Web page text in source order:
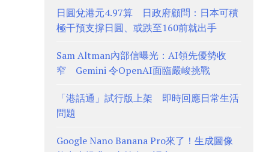
日圓兌港元4.97算 日政府顧問：日本可積
極干預支撐日圓、或跌至160前就出手
Sam Altman內部信曝光：AI領先優勢收
窄 Gemini 令OpenAI面臨嚴峻挑戰
「港話通」試行版上架 即時回應日常生活
問題
Google Nano Banana Pro來了！生成圖像